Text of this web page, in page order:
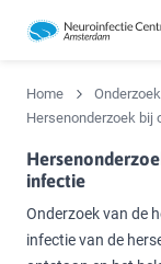
Home
Onderzoek
Hersenonderzoek bij
infectie
Onderzoek van de
infectie van de